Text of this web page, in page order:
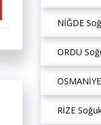
NİĞDE
ORDU
RİZE